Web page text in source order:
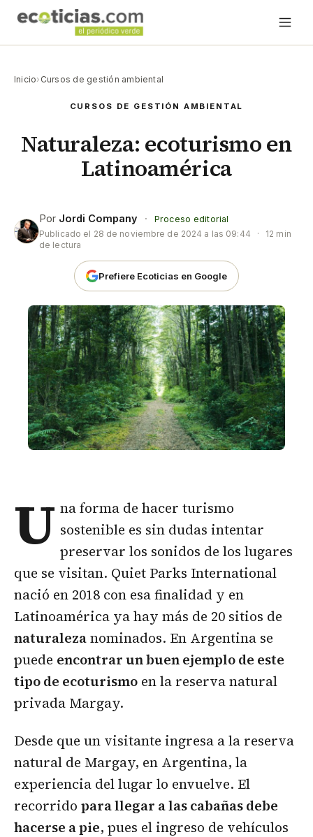
Inicio› Cursos de gestión ambiental
CURSOS DE GESTIÓN AMBIENTAL
Naturaleza: ecoturismo en
Latinoamérica
Por Jordi Company ·
Proceso editorial
Publicado el 28 de noviembre de 2024 a las 09:44 ·
12 min
de lectura
Prefiere Ecoticias en Google
U na forma de hacer turismo
sostenible es sin dudas intentar
preservar los sonidos de los lugares
que se visitan. Quiet Parks International
nació en 2018 con esa finalidad y en
Latinoamérica ya hay más de 20 sitios de
naturalezanominados. En Argentina se
puede encontrar un buen ejemplo de este
tipo de ecoturismo en la reserva natural
privada Margay.
Desde que un visitante ingresa a la reserva
natural de Margay, en Argentina, la
experiencia del lugar lo envuelve. El
recorrido para llegar a las cabañas debe
hacerse a pie, pues el ingreso de vehículos